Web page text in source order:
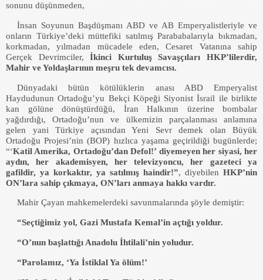
sonunu düşünmeden,
İnsan Soyunun Başdüşmanı ABD ve AB Emperyalistleriyle ve
onların Türkiye’deki müttefiki satılmış Parababalarıyla bıkmadan,
korkmadan, yılmadan mücadele eden, Cesaret Vatanına sahip
Gerçek Devrimciler,İkinci Kurtuluş Savaşçıları HKP’lilerdir,
Mahir ve Yoldaşlarının meşru tek devamcısı.
Dünyadaki bütün kötülüklerin anası ABD Emperyalist
Haydudunun Ortadoğu’yu Bekçi Köpeği Siyonist İsrail ile birlikte
kan gölüne dönüştürdüğü, İran Halkının üzerine bombalar
yağdırdığı, Ortadoğu’nun ve ülkemizin parçalanması anlamına
gelen yani Türkiye açısından Yeni Sevr demek olan Büyük
Ortadoğu Projesi’nin (BOP) hızlıca yaşama geçirildiği bugünlerde;
“‘Katil Amerika, Ortadoğu’dan Defol!’ diyemeyen her siyasi, her
aydın, her akademisyen, her televizyoncu, her gazeteci ya
gafildir, ya korkaktır, ya satılmış haindir!”, diyebilen HKP’nin
ON’lara sahip çıkmaya, ON’ları anmaya hakkı vardır.
Mahir Çayan mahkemelerdeki savunmalarında şöyle demiştir:
“Seçtiğimiz yol, Gazi Mustafa Kemal’in açtığı yoldur.
“O’nun başlattığı Anadolu İhtilali’nin yoludur.
“Parolamız, ‘Ya İstiklal Ya ölüm!’